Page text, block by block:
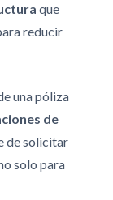
que
reducir
una póliza
de
de solicitar
solo para